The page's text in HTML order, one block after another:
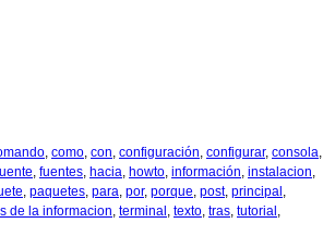
como con configuración configurar, consola
fuentes hacia howto información instalacion
paquetes para por, porque post, principal
de la informacion terminal texto tras tutorial